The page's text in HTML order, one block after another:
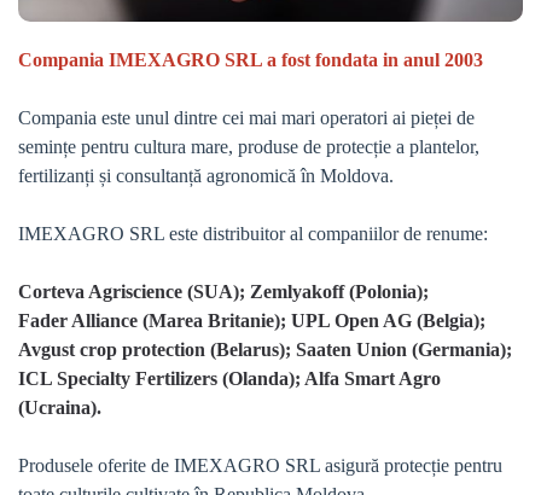
Compania IMEXAGRO SRL a fost fondata in anul 2003
Compania este unul dintre cei mai mari operatori ai pieței de
semințe pentru cultura mare, produse de protecție a plantelor,
fertilizanți și consultanță agronomică în Moldova.
IMEXAGRO SRL este distribuitor al companiilor de renume:
Corteva Agriscience (SUA); Zemlyakoff (Polonia);
Fader Alliance (Marea Britanie); UPL Open AG (Belgia);
Avgust crop protection (Belarus); Saaten Union (Germania);
ICL Specialty Fertilizers (Olanda); Alfa Smart Agro
(Ucraina).
Produsele oferite de IMEXAGRO SRL asigură protecție pentru